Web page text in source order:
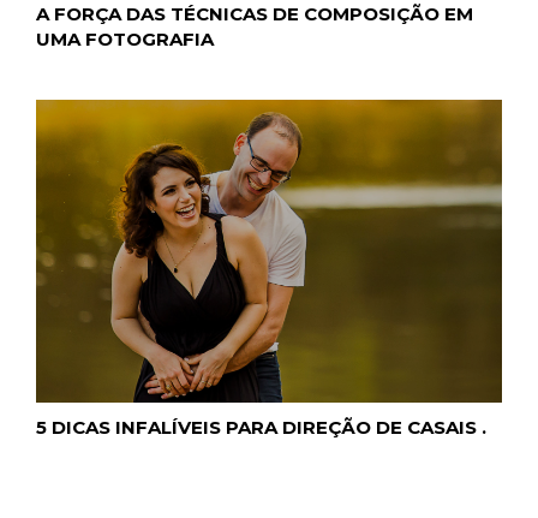
A FORÇA DAS TÉCNICAS DE COMPOSIÇÃO EM
UMA FOTOGRAFIA
5 DICAS INFALÍVEIS PARA DIREÇÃO DE CASAIS .